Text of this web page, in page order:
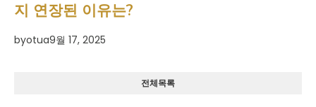
지 연장된 이유는?
byotua9월 17, 2025
전체목록